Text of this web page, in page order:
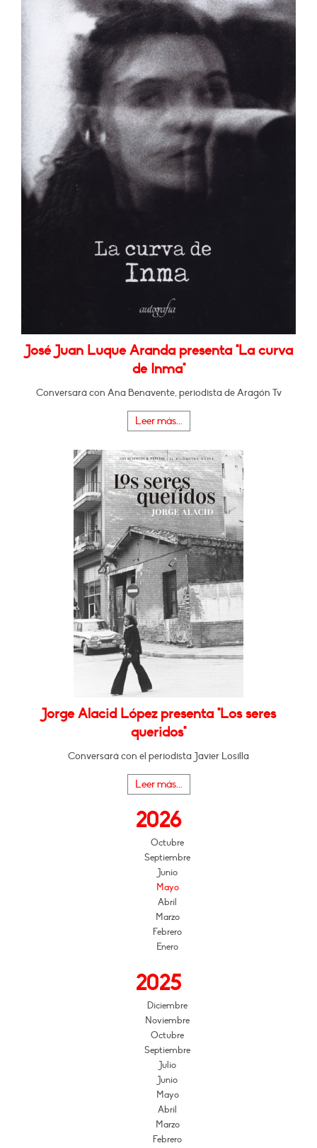
José Juan Luque Aranda presenta "La curva
de Inma"
Conversará con Ana Benavente, periodista de Aragón Tv
Leer más...
Jorge Alacid López presenta "Los seres
queridos"
Conversará con el periodista Javier Losilla
Leer más...
2026
Octubre
Septiembre
Junio
Mayo
Abril
Marzo
Febrero
Enero
2025
Diciembre
Noviembre
Octubre
Septiembre
Julio
Junio
Mayo
Abril
Marzo
Febrero